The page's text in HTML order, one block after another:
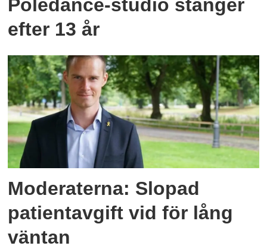
Poledance-studio stänger
efter 13 år
Moderaterna: Slopad
patientavgift vid för lång
väntan